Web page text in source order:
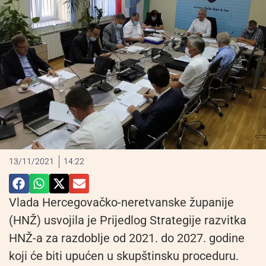
13/11/2021 14:22
Vlada Hercegovačko-neretvanske županije
(HNŽ) usvojila je Prijedlog Strategije razvitka
HNŽ-a za razdoblje od 2021. do 2027. godine
koji će biti upućen u skupštinsku proceduru.